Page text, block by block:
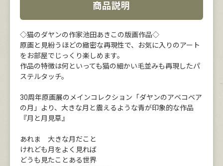
商品説明
◇猫のダヤンの作家池田あきこの版画作品◇
原画と見紛うほどの緻密な再現性で、お気に入りのアート
をお部屋でじっくり楽しめます。
作品の特徴は何といっても猫の細かい毛並みも再現したパ
ステルタッチ。
30周年原画展のメインコレクション「ダヤンのアベコベア
の月」より、大きな月と震えるような青が印象的な作品
『月と月見草』
あれま 大きな月だこと
けれども月をよく見れば
どうも見たことある世界